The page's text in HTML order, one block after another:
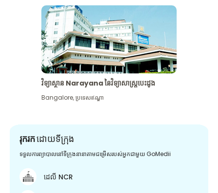
វិទ្យាស្ថាន Narayana នៃវិទ្យាសាស្រ្តបេះដូង
Bangalore,ប្រទេសឥណ្ឌា
រុករកដោយទីក្រុង
ទទួលការព្យាបាលនៅទីក្រុងនានាតាមជម្រើសរបស់អ្នកជាមួយ GoMedii
ដេលី NCR